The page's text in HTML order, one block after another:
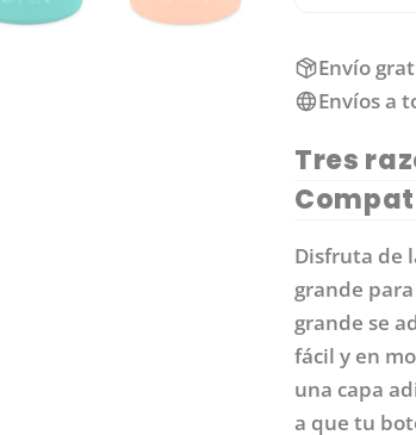
Envío
Envíos a
Tres
Disfruta de
grande
grande se
fácil y en
una capa
a que tu